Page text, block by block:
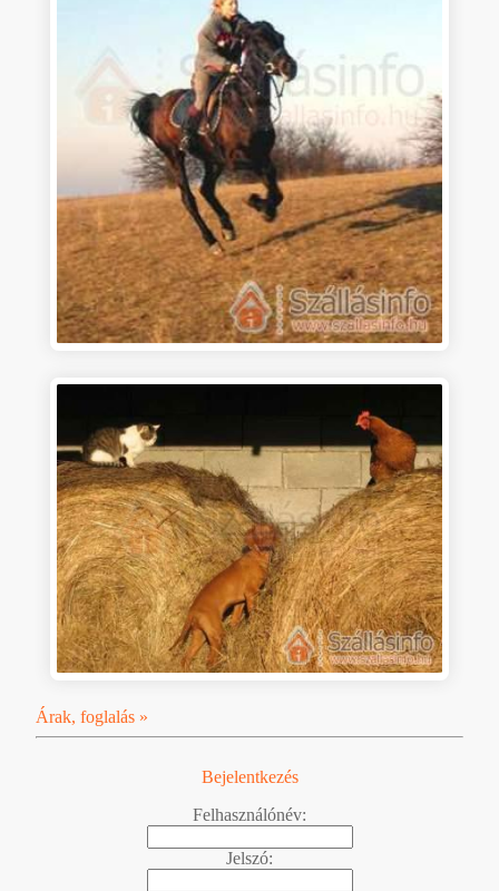
Árak, foglalás »
Bejelentkezés
Felhasználónév:
Jelszó: